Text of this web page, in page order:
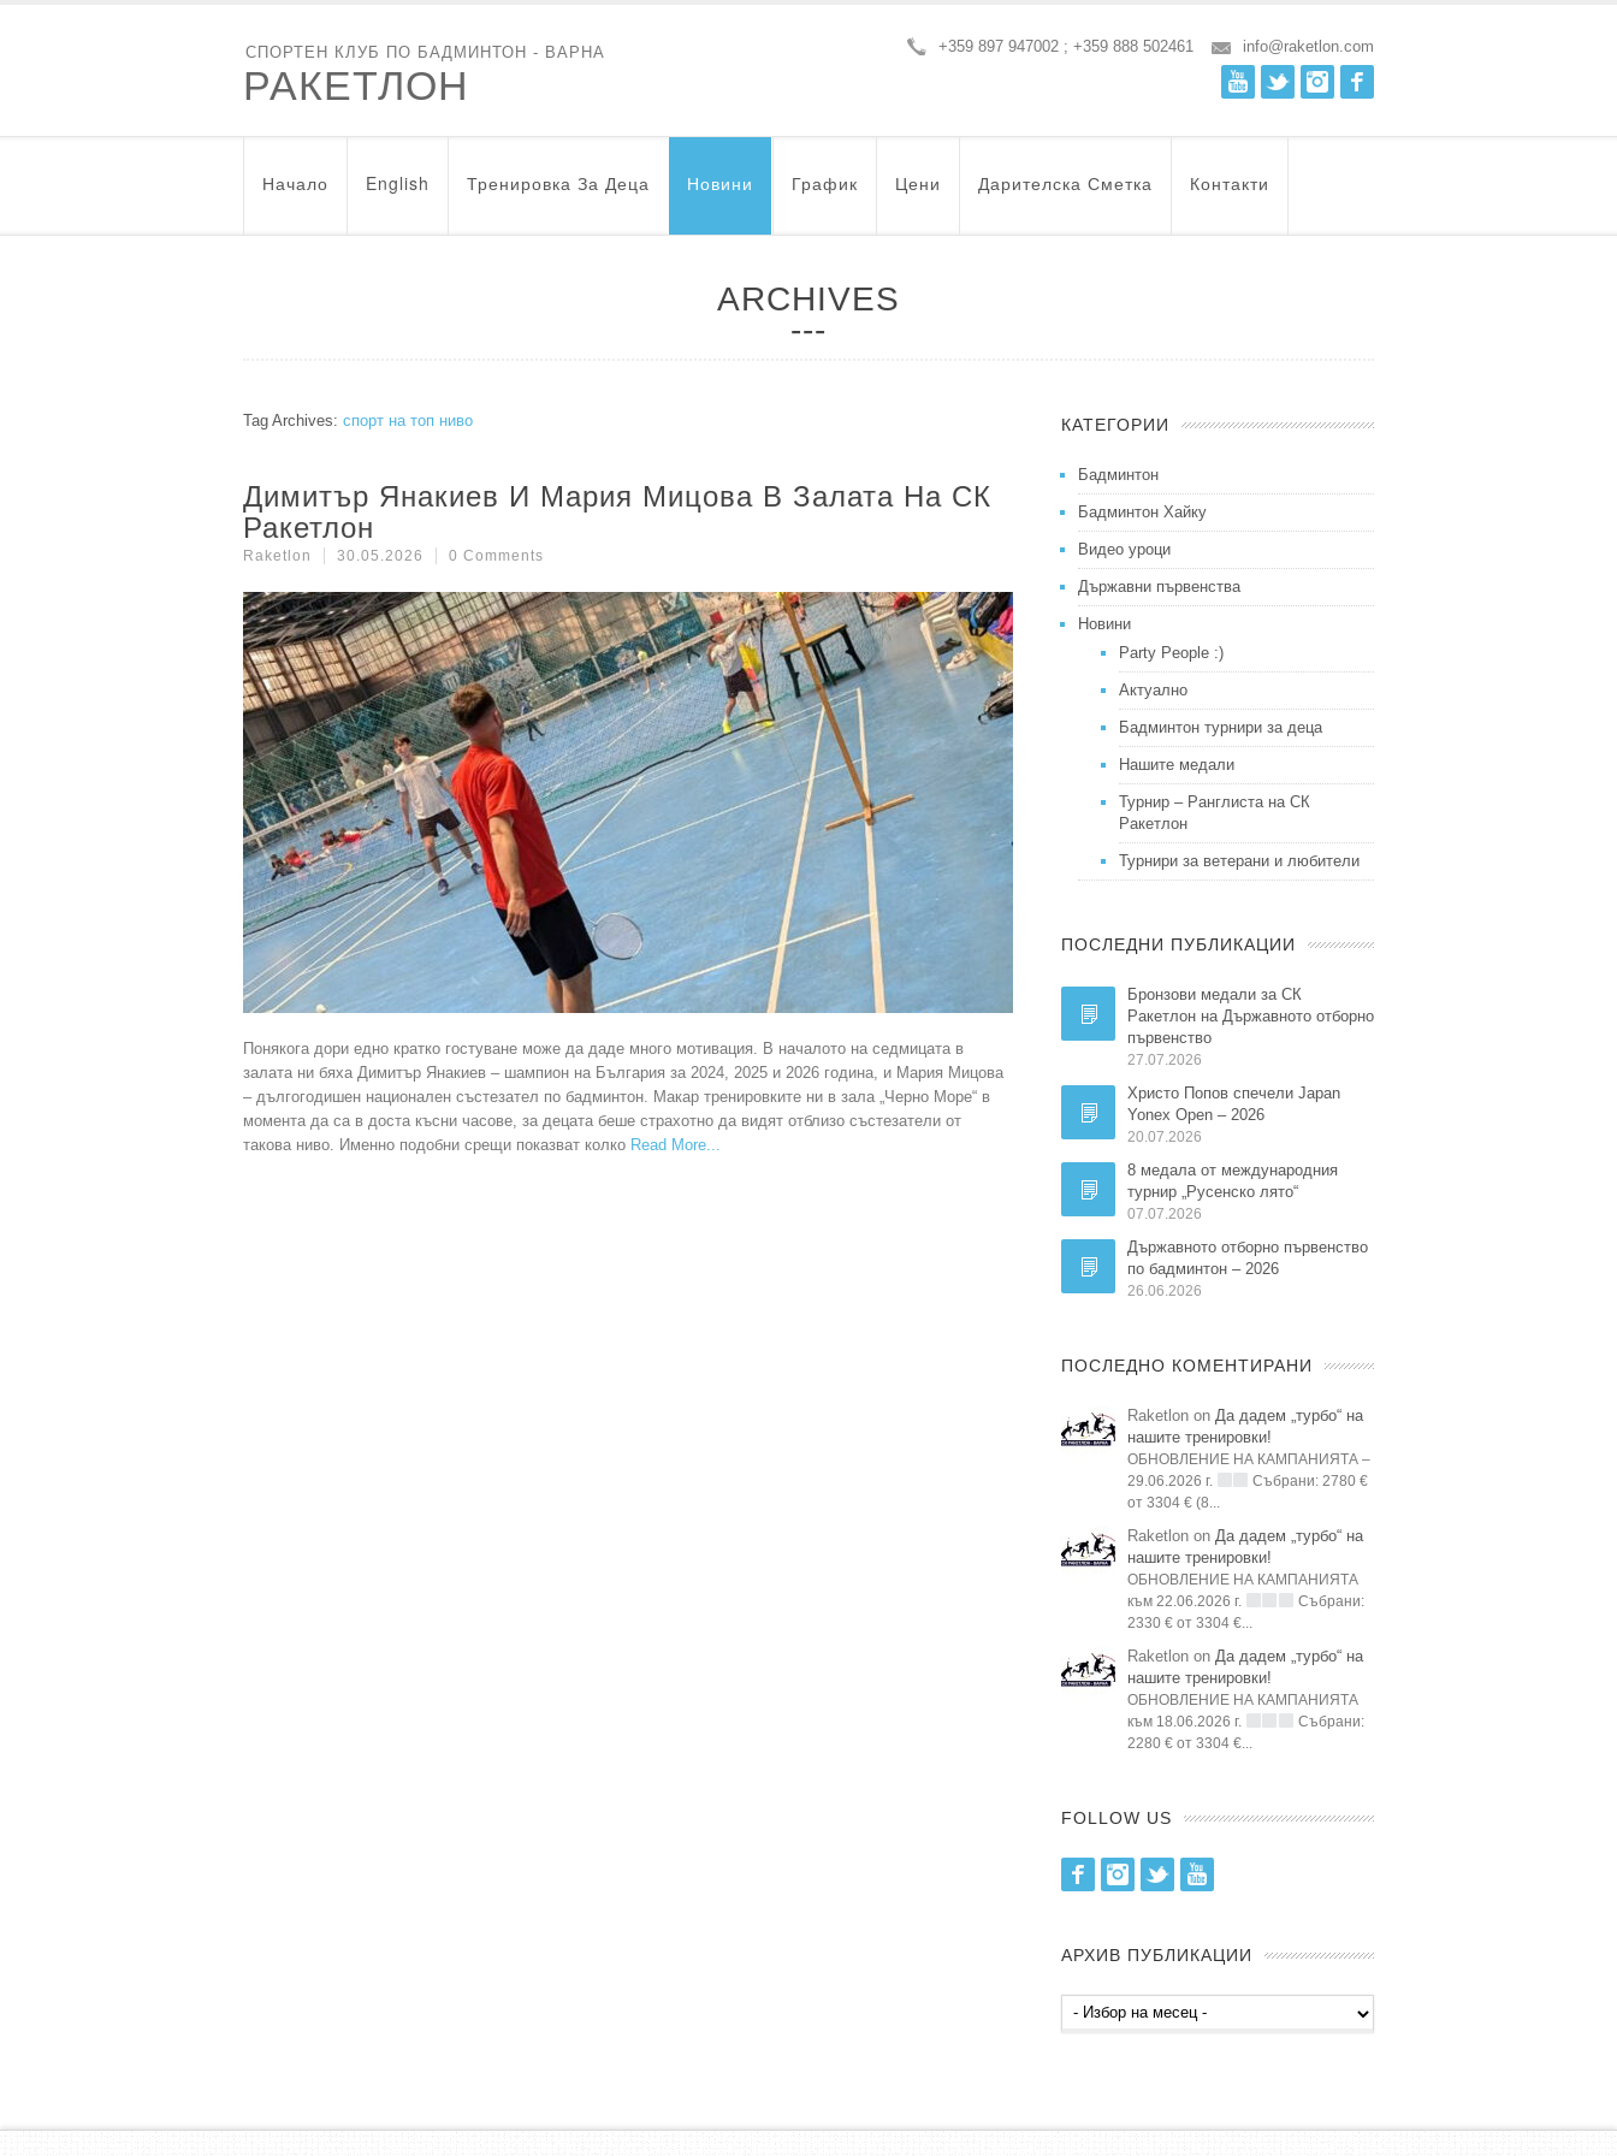
СПОРТЕН КЛУБ ПО БАДМИНТОН - ВАРНА
РАКЕТЛОН
+359 897 947002 ; +359 888 502461
info@raketlon.com
Instagram
Twitter
Youtube
Начало English Тренировка За Деца Новини График Цени Дарителска Сметка Контакти
ARCHIVES
Tag Archives: спорт на топ ниво
Димитър Янакиев И Мария Мицова В Залата На СК
Ракетлон
Raketlon 30.05.2026 0 Comments
Понякога дори едно кратко гостуване може да даде много мотивация. В началото на седмицата в
залата ни бяха Димитър Янакиев – шампион на България за 2024, 2025 и 2026 година, и Мария Мицова
– дългогодишен национален състезател по бадминтон. Макар тренировките ни в зала „Черно Море“ в
момента да са в доста късни часове, за децата беше страхотно да видят отблизо състезатели от
такова ниво. Именно подобни срещи показват колко Read More
КАТЕГОРИИ
Бадминтон
Бадминтон Хайку
Видео уроци
Държавни първенства
Новини
Party People :)
Актуално
Бадминтон турнири за деца
Нашите медали
Турнир – Ранглиста на СК
Ракетлон
Турнири за ветерани и любители
ПОСЛЕДНИ ПУБЛИКАЦИИ
Бронзови медали за СК
Ракетлон на Държавното отборно
първенство
27.07.2026
Христо Попов спечели Japan
Yonex Open – 2026
20.07.2026
8 медала от международния
турнир „Русенско лято“
07.07.2026
Държавното отборно първенство
по бадминтон – 2026
26.06.2026
ПОСЛЕДНО КОМЕНТИРАНИ
Raketlon on Да дадем „турбо“ на
нашите тренировки!
ОБНОВЛЕНИЕ НА КАМПАНИЯТА –
29.06.2026 г.
Събрани: 2780 €
от 3304 € (8...
Raketlon on Да дадем „турбо“ на
нашите тренировки!
ОБНОВЛЕНИЕ НА КАМПАНИЯТА
към 22.06.2026 г.
Събрани:
2330 € от 3304 €...
Raketlon on Да дадем „турбо“ на
нашите тренировки!
ОБНОВЛЕНИЕ НА КАМПАНИЯТА
към 18.06.2026 г.
Събрани:
2280 € от 3304 €...
FOLLOW US
FacebookInstagram
Twitter
АРХИВ ПУБЛИКАЦИИ
Архив
публикации